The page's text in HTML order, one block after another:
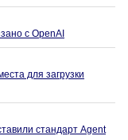
с OpenAI
для загрузки
стандарт Agent